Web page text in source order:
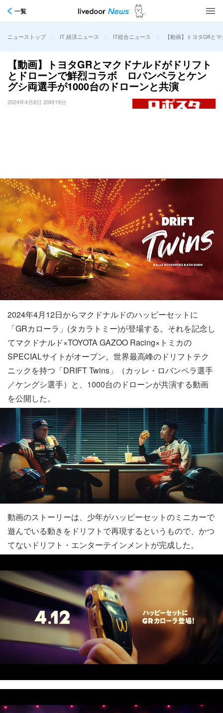
一覧
ニューストップ > IT 経済ニュース > IT総合ニュース > 【動画】トヨタGRと
【動画】トヨタGRとマクドナルドがドリフト
とドローンで鮮烈コラボ ロバンペラとケン
グシ両選手が1000台のドローンと共演
2024年4月8日 20時19分
2024年4月12日からマクドナルドのハッピーセットに
「GRカローラ」(タカラトミー)が登場する。それを記念し
てマクドナルド×TOYOTA GAZOO Racing×トミカの
SPECIALサイトがオープン。世界最高峰のドリフトテク
ニックを持つ「DRIFT Twins」（カッレ・ロバンペラ選手
／ケングシ選手）と、1000台のドローンが共演する動画
を公開した。
動画のストーリーは、少年がハッピーセットのミニカーで
遊んでいる動きをドリフトで再現するというもので、かつ
てないドリフト・エンターテインメントが完成した。